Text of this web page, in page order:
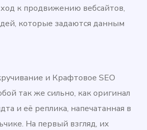
к продвижению вебсайтов,
которые задаются данным
и Крафтовое SEO
так же сильно, как оригинал
и её реплика, напечатанная в
На первый взгляд, их